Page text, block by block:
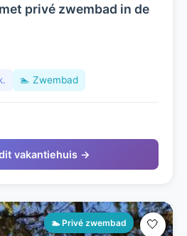
privé zwembad in de
🏊 Zwembad
vakantiehuis →
🏊 Privé zwembad 🤍